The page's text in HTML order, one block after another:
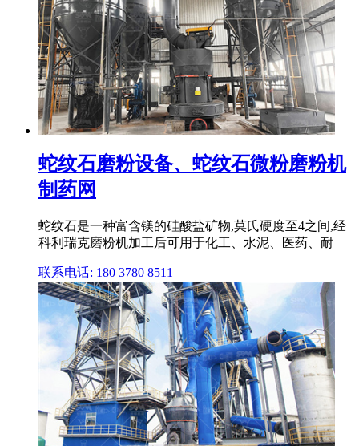
蛇纹石磨粉设备、蛇纹石微粉磨粉机
制药网
蛇纹石是一种富含镁的硅酸盐矿物,莫氏硬度至4之间,经
科利瑞克磨粉机加工后可用于化工、水泥、医药、耐
联系电话: 180 3780 8511